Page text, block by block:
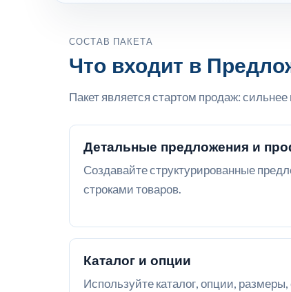
СОСТАВ ПАКЕТА
Что входит в
Пакет является стартом продаж:
Детальные предложения и
Создавайте структурированные
строками товаров.
Каталог и опции
Используйте каталог, опции,